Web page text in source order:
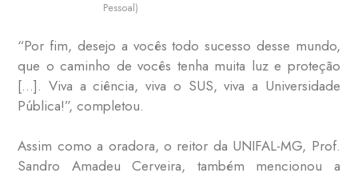
Pessoal)
“Por fim, desejo a vocês todo sucesso desse mundo,
que o caminho de vocês tenha muita luz e proteção
[…]. Viva a ciência, viva o SUS, viva a Universidade
Pública!”, completou.
Assim como a oradora, o reitor da UNIFAL-MG, Prof.
Sandro Amadeu Cerveira, também mencionou a